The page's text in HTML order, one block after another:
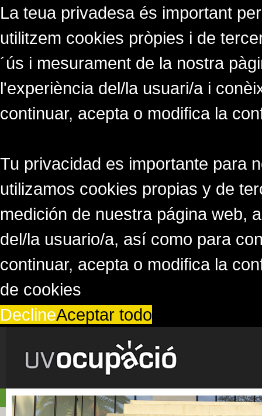
La teua privadesa és important
utilitzem cookies pròpies i de
´ús i mesurament de la nostra
l'experiència del/la usuari/a i
continuar, acepta o modifica la
Tu privacidad es importante para
utilizamos cookies propias y de
medición de nuestra página web,
del/la usuario/a, así como para
continuar, acepta o modifica la
de cookies
DeclineAceptar todo